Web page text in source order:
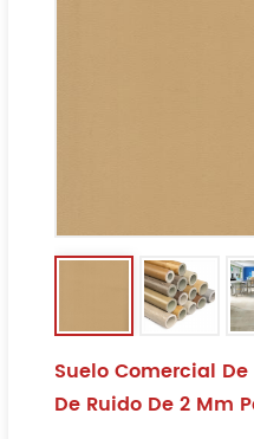
Suelo Comercial
De Ruido De 2 Mm